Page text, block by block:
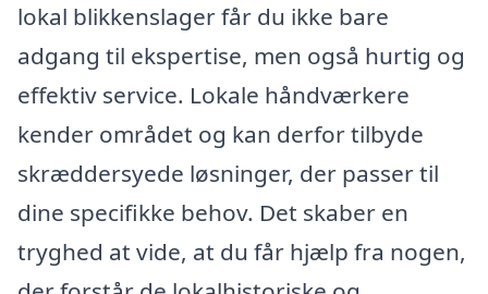
lokal blikkenslager får du ikke bare
adgang til ekspertise, men også hurtig og
effektiv service. Lokale håndværkere
kender området og kan derfor tilbyde
skræddersyede løsninger, der passer til
dine specifikke behov. Det skaber en
tryghed at vide, at du får hjælp fra nogen,